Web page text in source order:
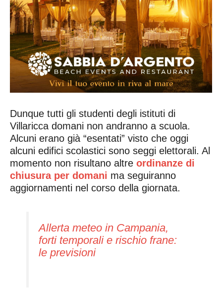
Dunque tutti gli studenti degli istituti di
Villaricca domani non andranno a scuola.
Alcuni erano già “esentati” visto che oggi
alcuni edifici scolastici sono seggi elettorali. Al
momento non risultano altre ordinanze di
chiusura per domani ma seguiranno
aggiornamenti nel corso della giornata.
Allerta meteo in Campania,
forti temporali e rischio frane:
le previsioni